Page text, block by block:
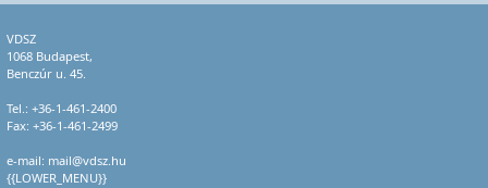
VDSZ
1068 Budapest,
Benczúr u. 45.
Tel.: +36-1-461-2400
Fax: +36-1-461-2499
e-mail: mail@vdsz.hu
{{LOWER_MENU}}